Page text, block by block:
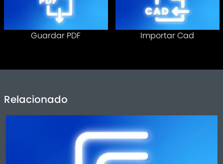
Guardar PDF Importar Cad
Relacionado